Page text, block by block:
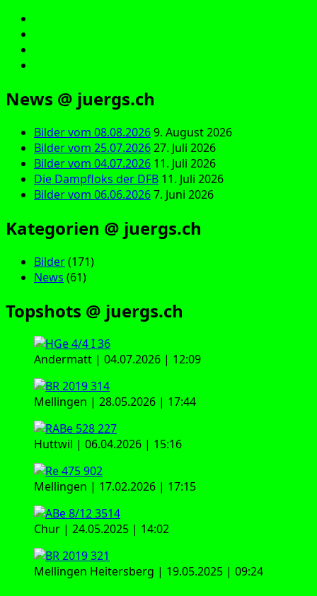
News @ juergs.ch
Bilder vom 08.08.20269. August 2026
Bilder vom 25.07.202627. Juli 2026
Bilder vom 04.07.2026 11. Juli 2026
Die Dampfloks der DFB 11. Juli 2026
Bilder vom 06.06.20267. Juni 2026
Kategorien @ juergs.ch
Bilder(171)
News (61)
Topshots @ juergs.ch
Andermatt | 04.07.2026 | 12:09
Mellingen | 28.05.2026 | 17:44
Huttwil | 06.04.2026 | 15:16
Mellingen | 17.02.2026 | 17:15
Chur | 24.05.2025 | 14:02
Mellingen Heitersberg | 19.05.2025 | 09:24